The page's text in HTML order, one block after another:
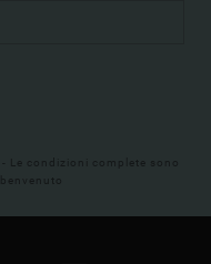
Le condizioni complete sono